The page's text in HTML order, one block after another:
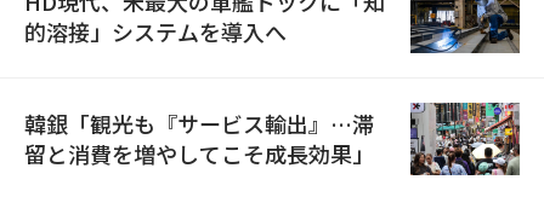
的溶接」システムを導入へ
韓銀「観光も『サービス輸出』…滞
留と消費を増やしてこそ成長効果」